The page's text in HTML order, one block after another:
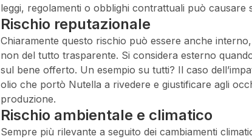
leggi, regolamenti o obblighi contrattuali può
Rischio reputazionale
Chiaramente questo rischio può essere anche
non del tutto trasparente. Si considera esterno
sul bene offerto. Un esempio su tutti? Il caso
olio che portò Nutella a rivedere e giustificare agli
produzione.
Rischio ambientale e climatico
Sempre più rilevante a seguito dei cambiamenti